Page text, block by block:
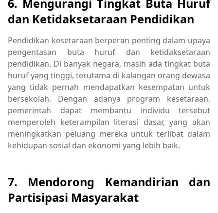
6. Mengurangi Tingkat Buta Huruf
dan Ketidaksetaraan Pendidikan
Pendidikan kesetaraan berperan penting dalam upaya
pengentasan buta huruf dan ketidaksetaraan
pendidikan. Di banyak negara, masih ada tingkat buta
huruf yang tinggi, terutama di kalangan orang dewasa
yang tidak pernah mendapatkan kesempatan untuk
bersekolah. Dengan adanya program kesetaraan,
pemerintah dapat membantu individu tersebut
memperoleh keterampilan literasi dasar, yang akan
meningkatkan peluang mereka untuk terlibat dalam
kehidupan sosial dan ekonomi yang lebih baik.
7. Mendorong Kemandirian dan
Partisipasi Masyarakat